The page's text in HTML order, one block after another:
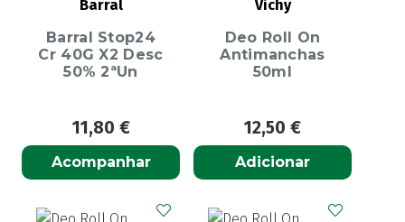
Barral
Barral Stop24
Cr 40G X2 Desc
50% 2ªUn
11,80 €
Acompanhar
Vichy
Deo Roll On
Antimanchas
50ml
12,50 €
Adicionar